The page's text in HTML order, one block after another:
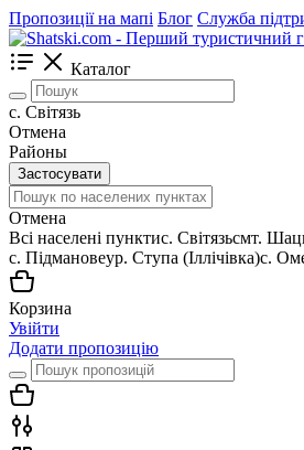
Пропозиції на мапі Блог Служба
Каталог
c. Світязь
Отмена
Районы
Застосувати
Отмена
Всі населені пунктиc. Світязьсмт.
с. Підмановеур. Ступа (Іллічівка)с.
Корзина
Увійти
Додати пропозицію